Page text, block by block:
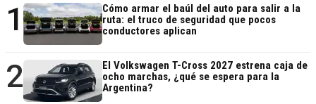
1
Cómo armar el baúl del auto para salir a la
ruta: el truco de seguridad que pocos
conductores aplican
2
El Volkswagen T-Cross 2027 estrena caja de
ocho marchas, ¿qué se espera para la
Argentina?